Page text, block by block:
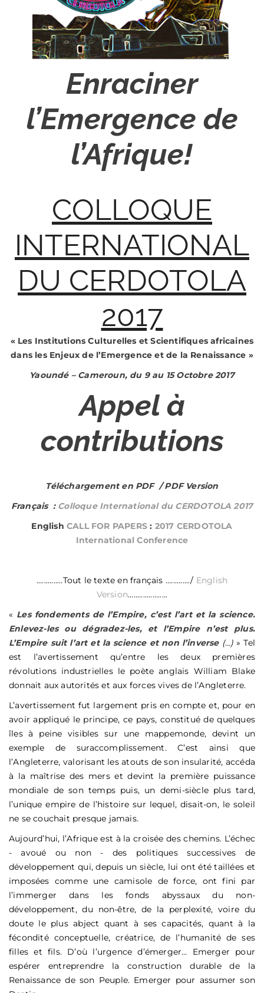
Enraciner
l’Emergence de
l’Afrique!
COLLOQUE
INTERNATIONAL
DU CERDOTOLA
2017
« Les Institutions Culturelles et Scientifiquesafricaines
dans les Enjeux de l’Emergence et de la Renaissance »
Yaoundé – Cameroun, du 9 au 15 Octobre 2017
Appel à
contributions
Téléchargement en PDF / PDF Version
Français : Colloque International du CERDOTOLA 2017
EnglishCALL FOR PAPERS : 2017 CERDOTOLA
International Conference
..............Tout le texte en français ............./ English
Version.....................
« Les fondements de l’Empire, c’est l’art et la science.
Enlevez-les ou dégradez-les, et l’Empire n’est plus.
L’Empire suit l’art et la science et non l’inverse(…) » Tel
est l’avertissement qu’entre les deux premières
révolutions industrielles le poète anglais William Blake
donnait aux autorités et aux forces vives de l’Angleterre.
L’avertissement fut largement pris en compte et, pour en
avoir appliqué le principe, ce pays, constitué de quelques
îles à peine visibles sur une mappemonde, devint un
exemple de suraccomplissement. C’est ainsi que
l’Angleterre, valorisant les atouts de son insularité, accéda
à la maîtrise des mers et devint la première puissance
mondiale de son temps puis, un demi-siècle plus tard,
l’unique empire de l’histoire sur lequel, disait-on, le soleil
ne se couchait presque jamais.
Aujourd’hui, l’Afrique est à la croisée des chemins. L’échec
- avoué ou non - des politiques successives de
développement qui, depuis un siècle, lui ont été taillées et
imposées comme une camisole de force, ont fini par
l’immerger dans les fonds abyssaux du non-
développement, du non-être, de la perplexité, voire du
doute le plus abject quant à ses capacités, quant à la
fécondité conceptuelle, créatrice, de l’humanité de ses
filles et fils. D’où l’urgence d’émerger… Emerger pour
espérer entreprendre la construction durable de la
Renaissance de son Peuple. Emerger pour assumer son